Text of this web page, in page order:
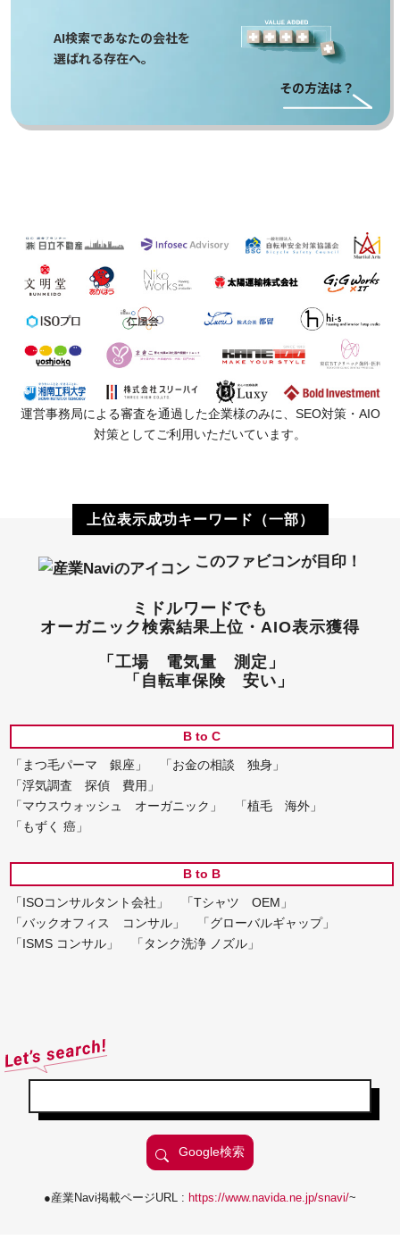
AI検索であなたの会社を
選ばれる存在へ。
その方法は？
運営事務局による審査を通過した企業様のみに、SEO対策・AIO
対策としてご利用いただいています。
上位表示成功キーワード（一部）
このファビコンが目印！
ミドルワードでも
オーガニック検索結果上位・AIO表示獲得
「工場 電気量 測定」
「自転車保険 安い」
B to C
「まつ毛パーマ 銀座」
「お金の相談 独身」
「浮気調査 探偵 費用」
「マウスウォッシュ オーガニック」
「植毛 海外」
「もずく 癌」
B to B
「ISOコンサルタント会社」
「Tシャツ OEM」
「バックオフィス コンサル」
「グローバルギャップ」
「ISMS コンサル」
「タンク洗浄 ノズル」
●産業Navi掲載ページURL : https://www.navida.ne.jp/snavi/~